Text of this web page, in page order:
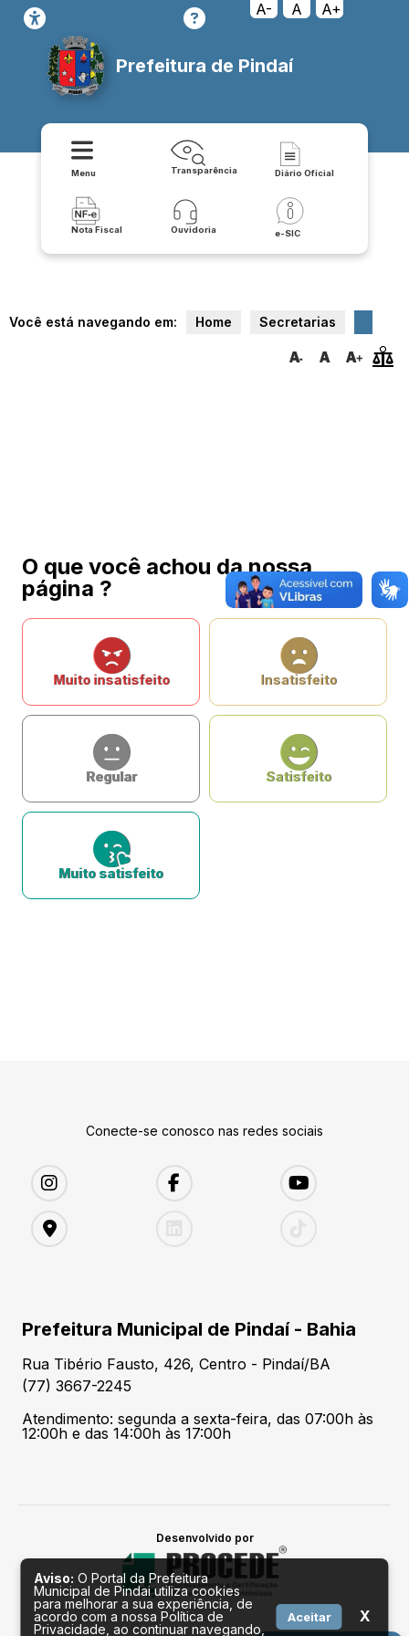
A- A A+
Prefeitura de Pindaí
Menu Transparência Diário Oficial
Nota Fiscal Ouvidoria e-SIC
Você está navegando em: Home Secretarias
O que você achou da nossa
página ?
Muito insatisfeito Insatisfeito
Regular Satisfeito
Muito satisfeito
Conecte-se conosco nas redes sociais
Prefeitura Municipal de Pindaí - Bahia
Rua Tibério Fausto, 426, Centro - Pindaí/BA
(77) 3667-2245
Atendimento: segunda a sexta-feira, das 07:00h às
12:00h e das 14:00h às 17:00h
Desenvolvido por
Aviso: O Portal da Prefeitura
Municipal de Pindai utiliza cookies
para melhorar a sua experiência, de
acordo com a nossa Política de
Privacidade, ao continuar navegando,
Aceitar X